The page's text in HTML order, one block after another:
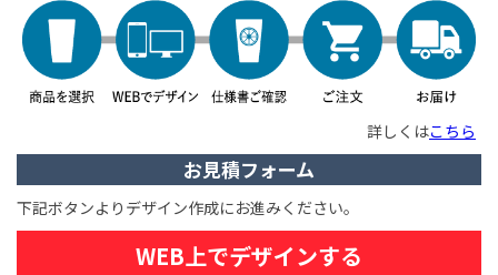
詳しくはこちら
お見積フォーム
下記ボタンよりデザイン作成にお進みください。
WEB上でデザインする